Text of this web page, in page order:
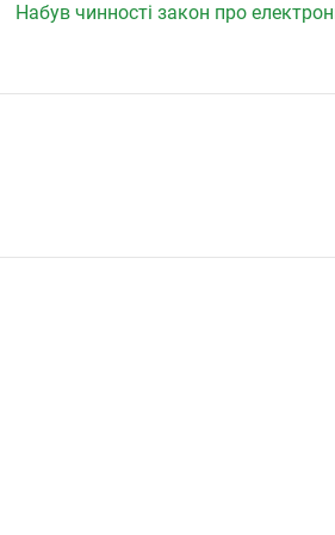
Набув чинності закон про